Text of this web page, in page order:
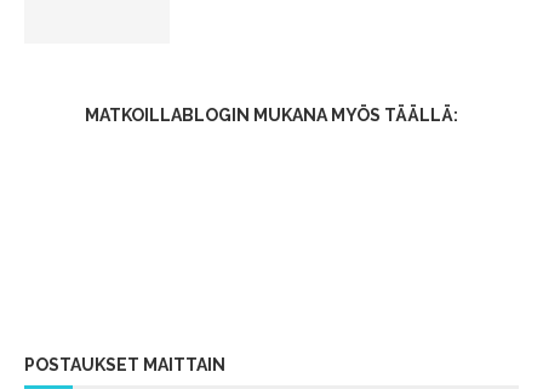
MATKOILLABLOGIN MUKANA MYÖS TÄÄLLÄ:
POSTAUKSET MAITTAIN